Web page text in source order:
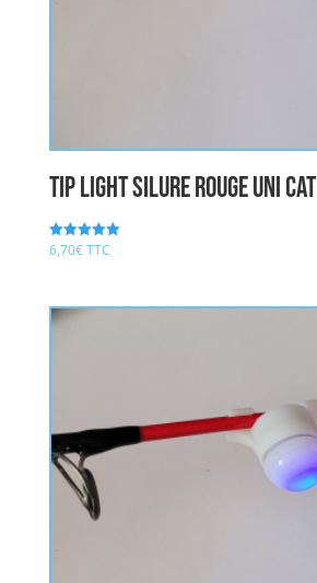
Tip Light Silure rouge UNI CAT
Note
5.00
6,70€TTC